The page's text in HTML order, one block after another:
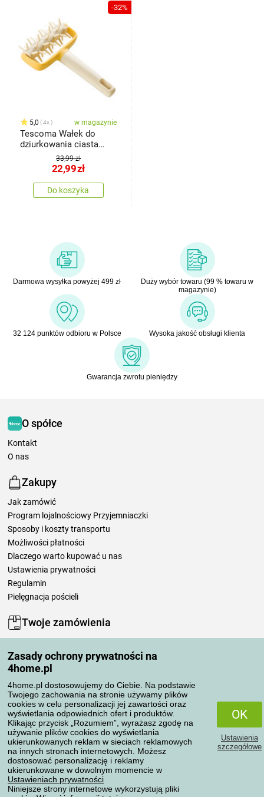
Zasady ochrony prywatności na
4home.pl
4home.pl dostosowujemy do Ciebie. Na podstawie
Twojego zachowania na stronie używamy plików
cookies w celu personalizacji jej zawartości oraz
wyświetlania odpowiednich ofert i produktów.
Klikając przycisk „Rozumiem”, wyrażasz zgodę na
używanie plików cookies do wyświetlania
ukierunkowanych reklam w sieciach reklamowych
na innych stronach internetowych. Możesz
dostosować personalizację i reklamy
ukierunkowane w dowolnym momencie w
Ustawieniach prywatności
Niniejsze strony internetowe wykorzystują pliki
OK
Ustawienia
szczegółowe
-32%
5,0 4x w magazynie
Tescoma Wałek do
dziurkowania ciasta
33,99 zł
22,99zł
Do koszyka
Darmowa wysyłka powyżej 499 zł
Duży wybór towaru (99 % towaru w
magazynie)
32 124 punktów odbioru w Polsce Wysoka jakość obsługi klienta
Gwarancja zwrotu pieniędzy
O spółce
Kontakt
O nas
Zakupy
Jak zamówić
Program lojalnościowy Przyjemniaczki
Sposoby i koszty transportu
Możliwości płatności
Dlaczego warto kupować u nas
Ustawienia prywatności
Regulamin
Pielęgnacja pościeli
Twoje zamówienia
Moje zamówienia
Reklamacje
Odstąpienie od umowy
Zasady przetwarzania recenzji
Sposoby transportu
Metody płatności